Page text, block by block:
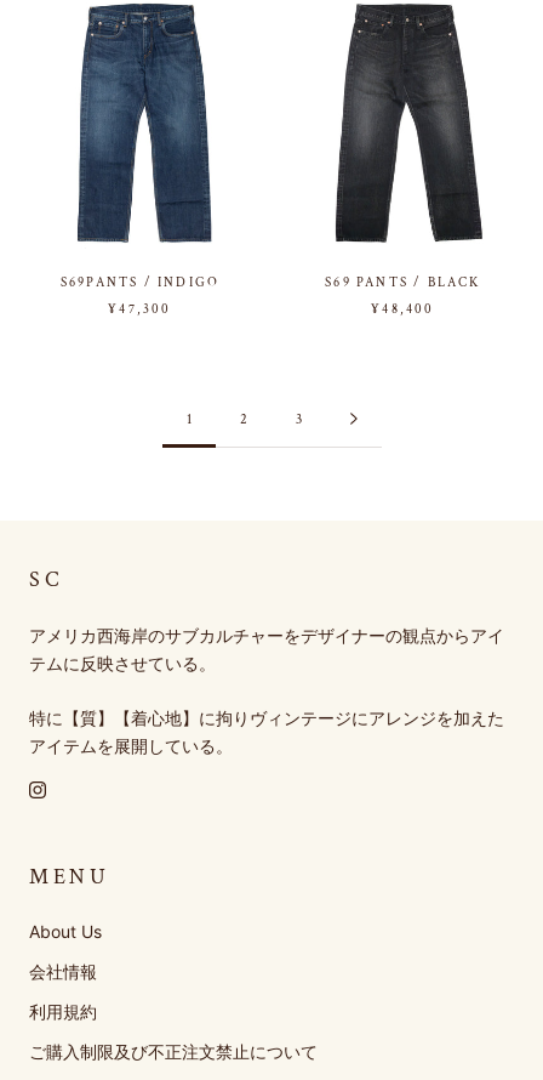
S69PANTS / INDIGO
¥47,300
S69 PANTS / BLACK
¥48,400
1 2 3
SC
アメリカ西海岸のサブカルチャーをデザイナーの観点からアイ
テムに反映させている。
特に【質】【着心地】に拘りヴィンテージにアレンジを加えた
アイテムを展開している。
MENU
About Us
会社情報
利用規約
ご購入制限及び不正注文禁止について